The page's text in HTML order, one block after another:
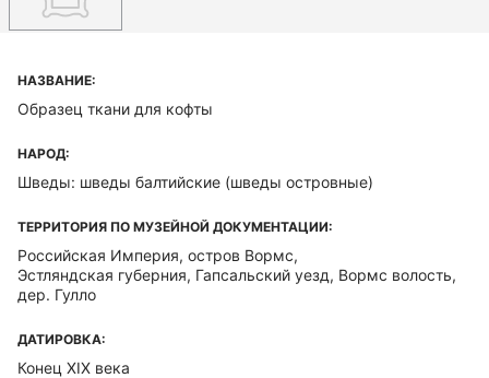
НАЗВАНИЕ:
Образец ткани для кофты
НАРОД:
Шведы: шведы балтийские (шведы островные)
ТЕРРИТОРИЯ ПО МУЗЕЙНОЙ ДОКУМЕНТАЦИИ:
Российская Империя, остров Вормс,
Эстляндская губерния, Гапсальский уезд, Вормс волость,
дер. Гулло
ДАТИРОВКА:
Конец XIX века